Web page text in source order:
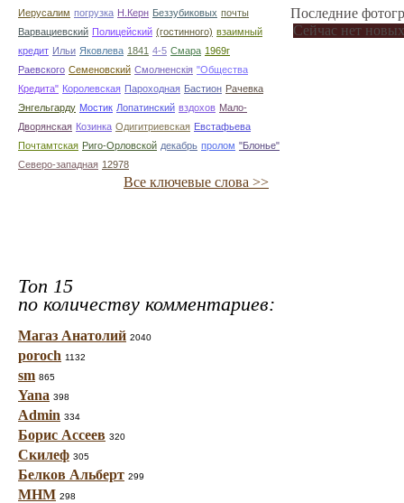
Иерусалим погрузка Н.Керн Беззубиковых почты
Варвациевский Полицейский (гостинного) взаимный
кредит Ильи Яковлева 1841 4-5 Смара 1969г
Раевского Семеновский Смолненскія "Общества
Кредита" Королевская Пароходная Бастион Рачевка
Энгельгарду Мостик Лопатинский вздохов Мало-
Дворянская Козинка Одигитриевская Евстафьева
Почтамтская Риго-Орловской декабрь пролом "Блонье"
Северо-западная 12978
Все ключевые слова >>
Топ 15
по количеству комментариев:
Магаз Анатолий 2040
poroch 1132
sm 865
Yana 398
Admin 334
Борис Ассеев 320
Скилеф 305
Белков Альберт 299
МНМ 298
Последние
Сейчас нет